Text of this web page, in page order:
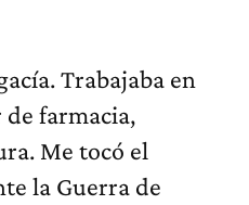
Trabajaba en
farmacia,
Me tocó el
la Guerra de